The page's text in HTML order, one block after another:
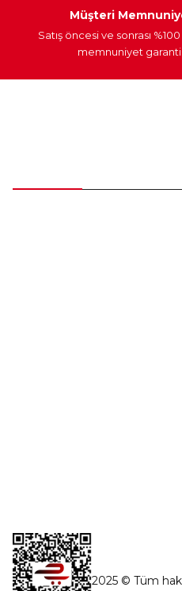
Müşteri
Satış öncesi ve sonrası
memnuniyet
2025 © Tüm